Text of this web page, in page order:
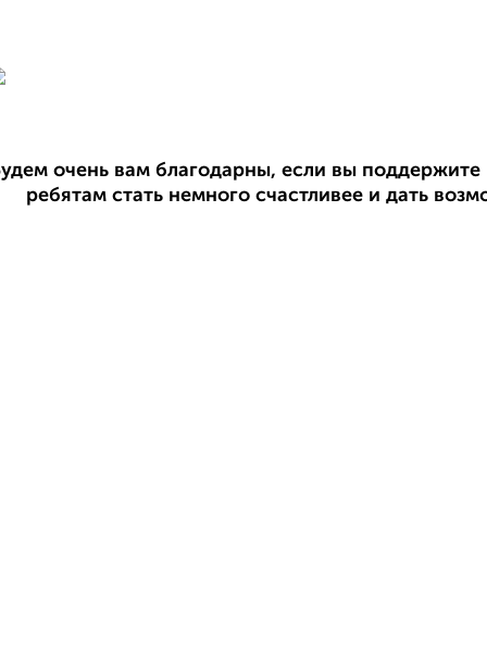
очень вам благодарны, если вы
ребятам стать немного счастливее и дать